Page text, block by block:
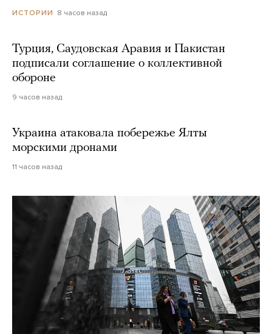
ИСТОРИИ 8 часов назад
Турция, Саудовская Аравия и Пакистан
подписали соглашение о коллективной
обороне
9 часов назад
Украина атаковала побережье Ялты
морскими дронами
11 часов назад